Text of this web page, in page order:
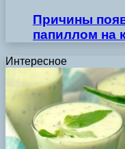
Причины
папиллом на
Интересное